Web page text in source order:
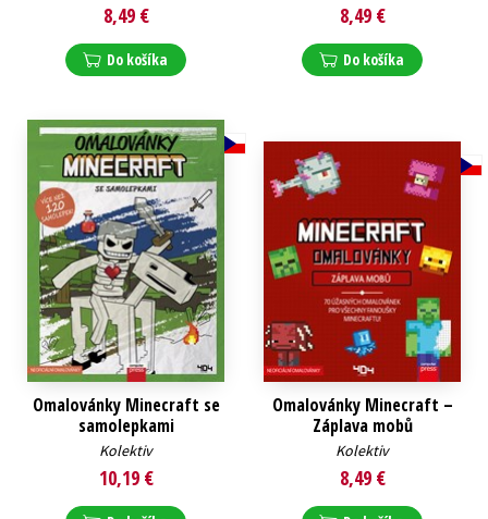
8,49 €
Do košíka
8,49 €
Do košíka
Omalovánky Minecraft se
samolepkami
Kolektiv
10,19 €
Omalovánky Minecraft –
Záplava mobů
Kolektiv
8,49 €